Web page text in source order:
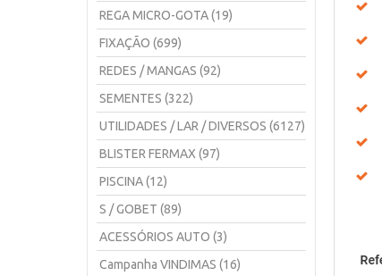
REGA MICRO-GOTA (19)
FIXAÇÃO (699)
REDES / MANGAS (92)
SEMENTES (322)
UTILIDADES / LAR / DIVERSOS (6127)
BLISTER FERMAX (97)
PISCINA (12)
S / GOBET (89)
ACESSÓRIOS AUTO (3)
Campanha VINDIMAS (16)